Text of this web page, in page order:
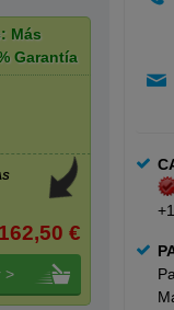
Más
Garantía
162,50 €
>